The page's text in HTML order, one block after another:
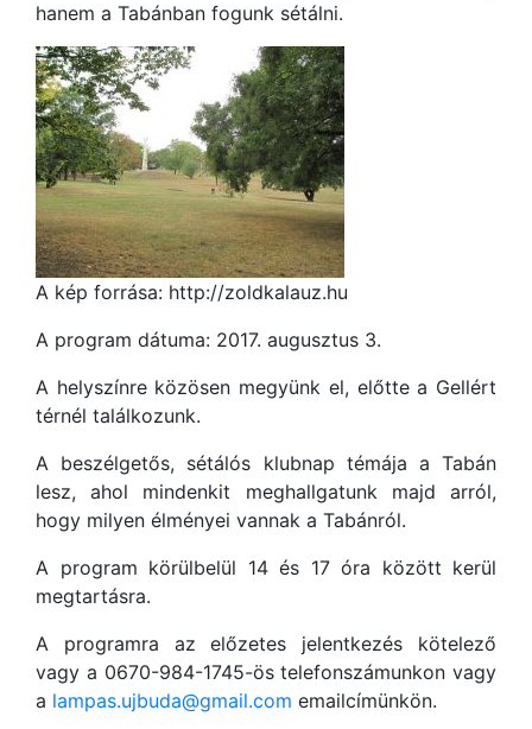
hanem a Tabánban fogunk sétálni.
A kép forrása: http://zoldkalauz.hu
A program dátuma: 2017. augusztus 3.
A helyszínre közösen megyünk el, előtte a Gellért
térnél találkozunk.
A beszélgetős, sétálós klubnap témája a Tabán
lesz, ahol mindenkit meghallgatunk majd arról,
hogy milyen élményei vannak a Tabánról.
A program körülbelül 14 és 17 óra között kerül
megtartásra.
A programra az előzetes jelentkezés kötelező
vagy a 0670-984-1745-ös telefonszámunkon vagy
a lampas.ujbuda@gmail.com emailcímünkön.